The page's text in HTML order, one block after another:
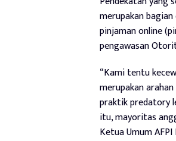
merupakan
pinjaman online
pengawasan
“Kami tentu
merupakan
praktik predatory
itu, mayoritas
Ketua Umum